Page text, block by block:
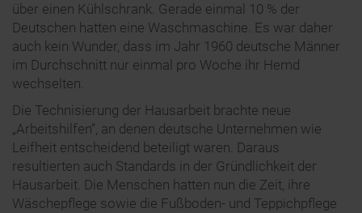
über einen Kühlschrank. Gerade einmal 10 % der
Deutschen hatten eine Waschmaschine. Es war daher
auch kein Wunder, dass im Jahr 1960 deutsche Männer
im Durchschnitt nur einmal pro Woche ihr Hemd
wechselten.
Die Technisierung der Hausarbeit brachte neue
„Arbeitshilfen“, an denen deutsche Unternehmen wie
Leifheit entscheidend beteiligt waren. Daraus
resultierten auch Standards in der Gründlichkeit der
Hausarbeit. Die Menschen hatten nun die Zeit, ihre
Wäschepflege sowie die Fußboden- und Teppichpflege